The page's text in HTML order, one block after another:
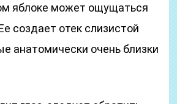
яблоке может ощущаться
создает отек слизистой
анатомически очень близки